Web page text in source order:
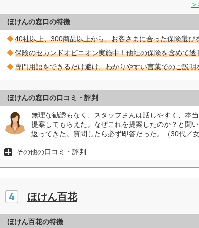
ほけんの窓口の特徴
40社以上、300商品以上から、お客さまに合った保険選び
保険のセカンドオピニオン実施中！他社の保険を含めて
専門用語をできるだけ避け、わかりやすい言葉でのご説明
ほけんの窓口の口コミ・評判
無理な勧誘もなく、スタッフさんは話しやすく、本
提案してもらえた。なぜこれを提案したのか？と聞
返ってきた。質問したら必ず即答だった。（30代／女
その他の口コミ・評判
ほけん百花
ほけん百花の特徴